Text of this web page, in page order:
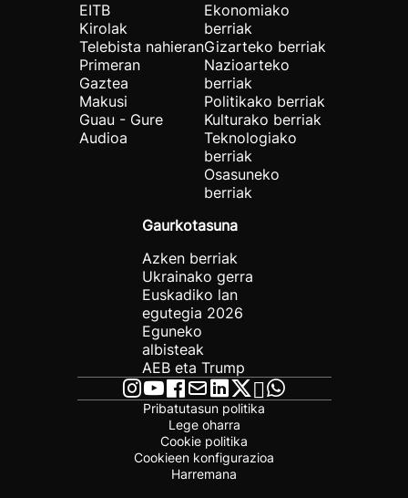
EITB
Kirolak
Telebista nahieran
Primeran
Gaztea
Makusi
Guau - Gure
Audioa
Ekonomiako
berriak
Gizarteko berriak
Nazioarteko
berriak
Politikako berriak
Kulturako berriak
Teknologiako
berriak
Osasuneko
berriak
Gaurkotasuna
Azken berriak
Ukrainako gerra
Euskadiko lan
egutegia 2026
Eguneko
albisteak
AEB eta Trump
Pribatutasun politika
Lege oharra
Cookie politika
Cookieen konfigurazioa
Harremana